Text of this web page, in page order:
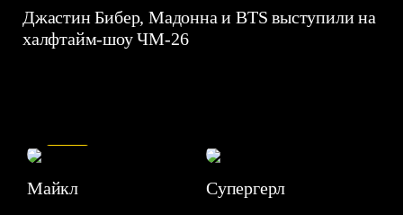
Джастин Бибер, Мадонна и BTS выступили на
халфтайм-шоу ЧМ-26
Майкл Супергерл
7.1